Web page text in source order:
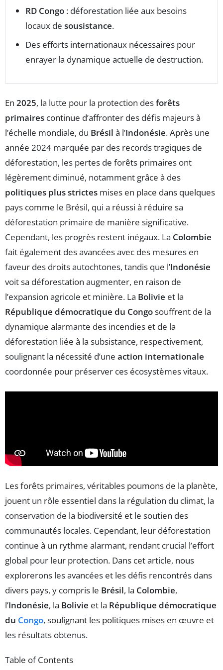
RD Congo : déforestation liée aux besoins
locaux de sousistance.
Des efforts internationaux nécessaires pour
enrayer la dynamique actuelle de destruction.
En 2025, la lutte pour la protection desforêts
primaires continue d’affronter des défis majeurs à
l’échelle mondiale, du Brésil à l’Indonésie. Après une
année 2024 marquée par des records tragiques de
déforestation, les pertes de forêts primaires ont
légèrement diminué, notamment grâce à des
politiques plus strictes mises en place dans quelques
pays comme le Brésil, qui a réussi à réduire sa
déforestation primaire de manière significative.
Cependant, les progrès restent inégaux. La Colombie
fait également des avancées avec des mesures en
faveur des droits autochtones, tandis que l’Indonésie
voit sa déforestation augmenter, en raison de
l’expansion agricole et minière. La Bolivie et la
République démocratique du Congosouffrent de la
dynamique alarmante des incendies et de la
déforestation liée à la subsistance, respectivement,
soulignant la nécessité d’une action internationale
coordonnée pour préserver ces écosystèmes vitaux.
Les forêts primaires, véritables poumons de la planète,
jouent un rôle essentiel dans la régulation du climat, la
conservation de la biodiversité et le soutien des
communautés locales. Cependant, leur déforestation
continue à un rythme alarmant, rendant crucial l’effort
global pour leur protection. Dans cet article, nous
explorerons les avancées et les défis rencontrés dans
divers pays, y compris le Brésil, la Colombie,
l’Indonésie, la Bolivie et la République démocratique
du Congo, soulignant les politiques mises en œuvre et
les résultats obtenus.
Table of Contents